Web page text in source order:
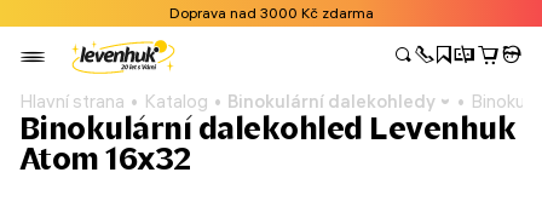
Doprava nad 3000 Kč zdarma
Hlavní strana Katalog Binokulární dalekohledy
Binokulární dalekohled Levenhuk
Atom 16x32